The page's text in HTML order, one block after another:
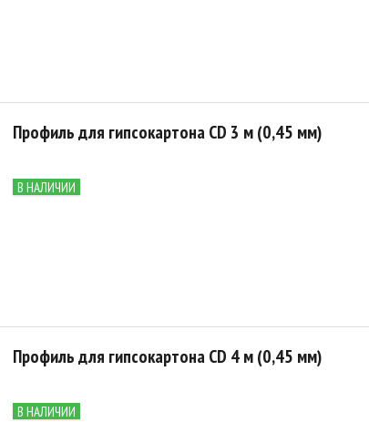
Профиль для гипсокартона CD 3 м (0,45 мм)
В НАЛИЧИИ
Профиль для гипсокартона CD 4 м (0,45 мм)
В НАЛИЧИИ